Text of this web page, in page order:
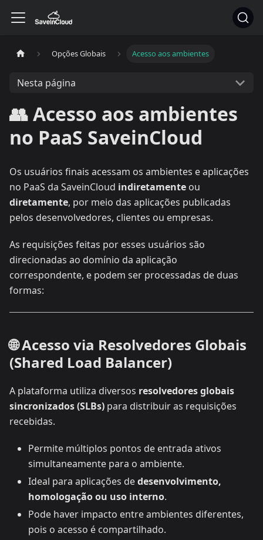
Opções Globais Acesso aos ambientes
Nesta página
👥 Acesso aos ambientes
no PaaS SaveinCloud
Os usuários finais acessam os ambientes e aplicações
no PaaS da SaveinCloud indiretamente ou
diretamente, por meio das aplicações publicadas
pelos desenvolvedores, clientes ou empresas.
As requisições feitas por esses usuários são
direcionadas ao domínio da aplicação
correspondente, e podem ser processadas de duas
formas:
🌐 Acesso via Resolvedores Globais
(Shared Load Balancer)
A plataforma utiliza diversos resolvedores globais
sincronizados (SLBs) para distribuir as requisições
recebidas.
Permite múltiplos pontos de entrada ativos
simultaneamente para o ambiente.
Ideal para aplicações dedesenvolvimento,
homologação ou uso interno.
Pode haver impacto entre ambientes diferentes,
pois o acesso é compartilhado.